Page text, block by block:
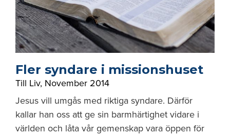
Fler syndare i missionshuset
Till Liv, November 2014
Jesus vill umgås med riktiga syndare. Därför
kallar han oss att ge sin barmhärtighet vidare i
världen och låta vår gemenskap vara öppen för